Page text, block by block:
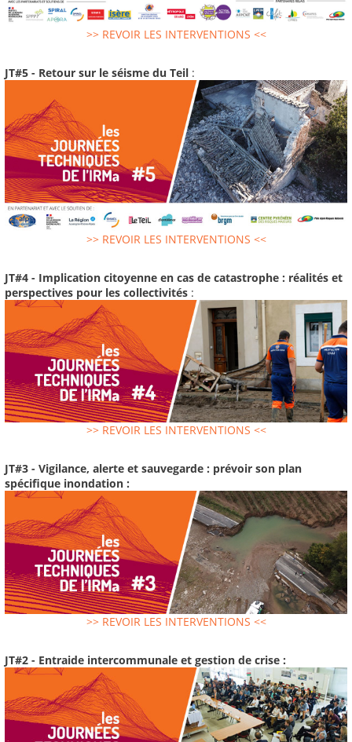
>> REVOIR LES INTERVENTIONS <<
JT#5 - Retour sur le séisme du Teil :
>> REVOIR LES INTERVENTIONS <<
JT#4 - Implication citoyenne en cas de catastrophe : réalités et
perspectives pour les collectivités :
>> REVOIR LES INTERVENTIONS <<
JT#3 - Vigilance, alerte et sauvegarde : prévoir son plan
spécifique inondation :
>> REVOIR LES INTERVENTIONS <<
JT#2 - Entraide intercommunale et gestion de crise :